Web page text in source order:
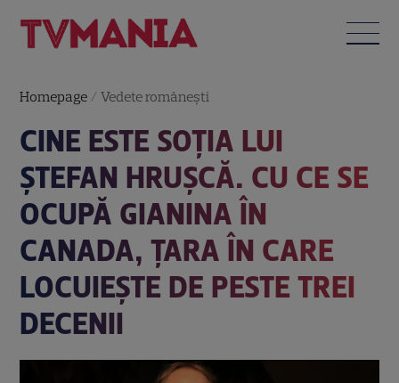
Homepage /Vedete româneşti
CINE ESTE SOȚIA LUI
ȘTEFAN HRUȘCĂ. CU CE SE
OCUPĂ GIANINA ÎN
CANADA, ȚARA ÎN CARE
LOCUIEȘTE DE PESTE TREI
DECENII